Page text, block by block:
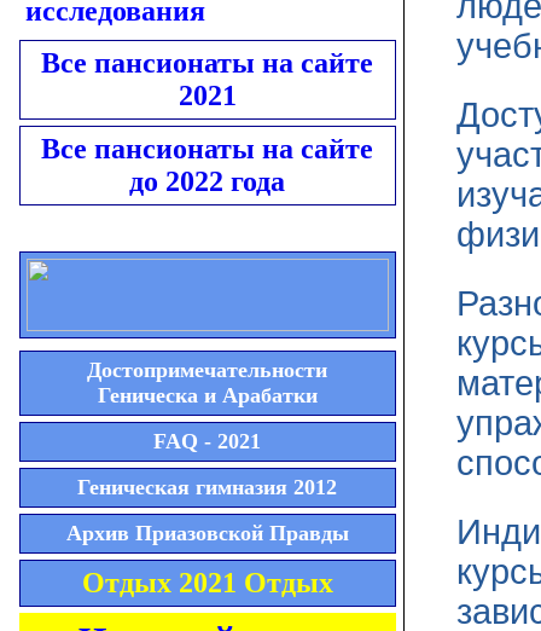
исследования
Все пансионаты на сайте
2021
Все пансионаты на сайте
до 2022 года
Достопримечательности
Геническа и Арабатки
FAQ - 2021
Геническая гимназия 2012
Архив Приазовской Правды
Отдых 2021 Отдых